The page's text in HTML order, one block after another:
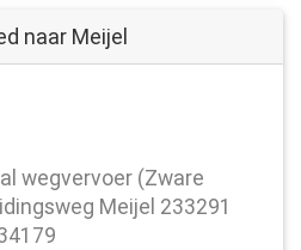
naar Meijel
wegvervoer (Zware
Meijel 233291